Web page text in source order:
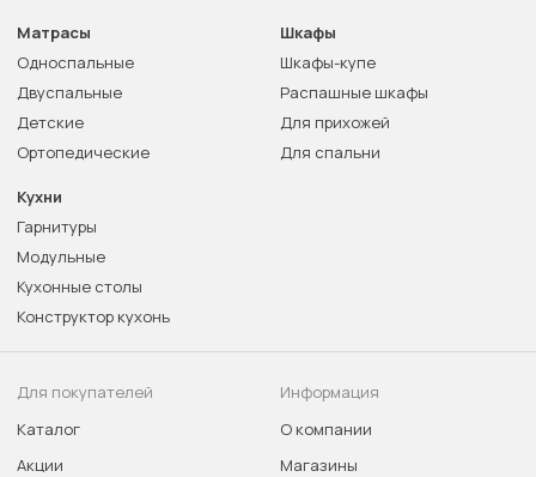
Матрасы
Односпальные
Двуспальные
Детские
Ортопедические
Шкафы
Шкафы-купе
Распашные шкафы
Для прихожей
Для спальни
Кухни
Гарнитуры
Модульные
Кухонные столы
Конструктор кухонь
Для покупателей
Каталог
Акции
Информация
О компании
Магазины